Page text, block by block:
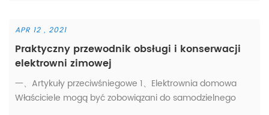
APR 12 , 2021
Praktyczny przewodnik obsługi i konserwacji
elektrowni zimowej
一、Artykuły przeciwśniegowe 1、Elektrownia domowa
Właściciele mogą być zobowiązani do samodzielnego